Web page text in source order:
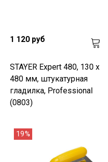
1 120 руб
STAYER Expert 480, 130 х
480 мм, штукатурная
гладилка, Professional
(0803)
19%